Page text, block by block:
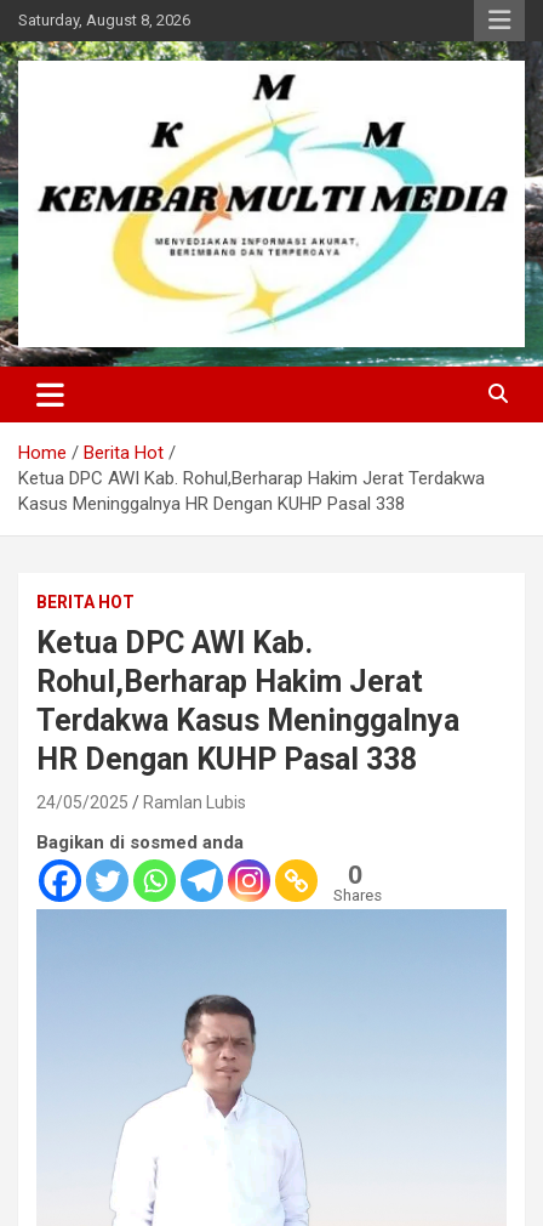
Skip
to
content
Saturday, August 8, 2026
Kembar Multi Media
Home
Berita Hot
Ketua DPC AWI Kab. Rohul,Berharap Hakim Jerat Terdakwa
Kasus Meninggalnya HR Dengan KUHP Pasal 338
BERITA HOT
Ketua DPC AWI Kab.
Rohul,Berharap Hakim Jerat
Terdakwa Kasus Meninggalnya
HR Dengan KUHP Pasal 338
24/05/2025 Ramlan Lubis
Bagikan di sosmed anda
0
Shares